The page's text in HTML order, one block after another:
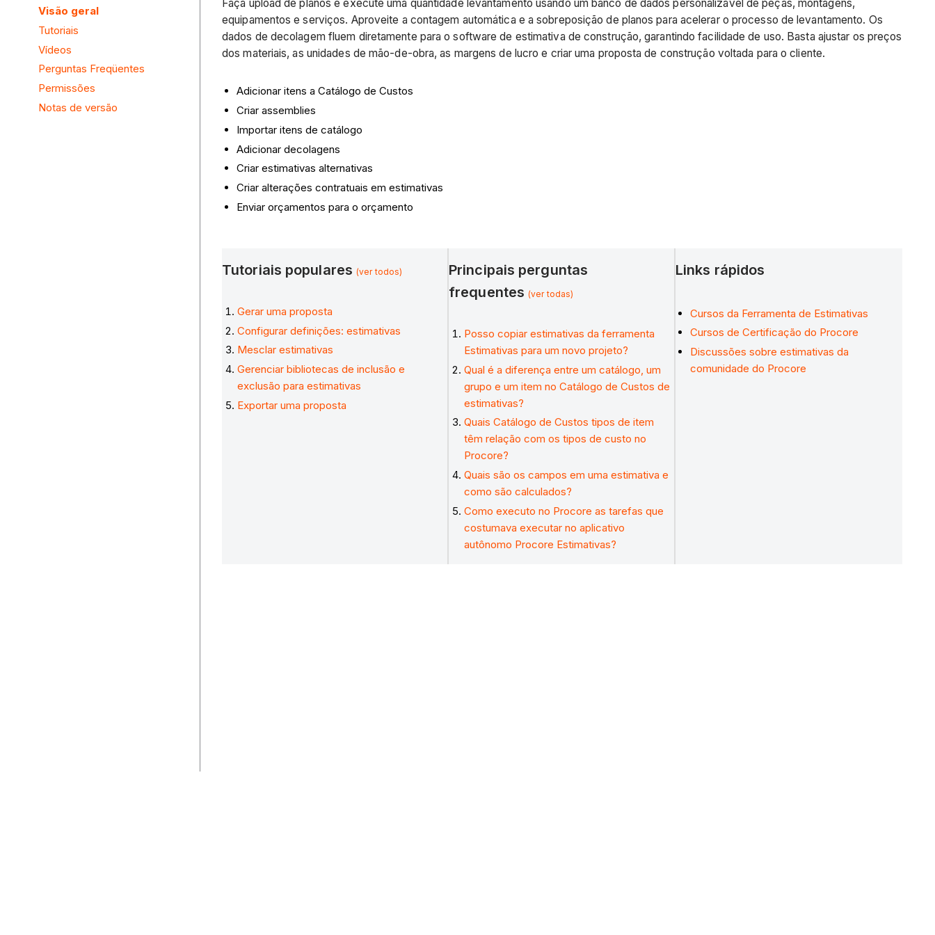
Visão geral
Tutoriais
Vídeos
Perguntas Freqüentes
Permissões
Notas de versão
Faça upload de planos e execute uma quantidade levantamento usando um banco de dados personalizável de peças, montagens,
equipamentos e serviços. Aproveite a contagem automática e a sobreposição de planos para acelerar o processo de levantamento. Os
dados de decolagem fluem diretamente para o software de estimativa de construção, garantindo facilidade de uso. Basta ajustar os preços
dos materiais, as unidades de mão-de-obra, as margens de lucro e criar uma proposta de construção voltada para o cliente.
Adicionar itens a Catálogo de Custos
Criar assemblies
Importar itens de catálogo
Adicionar decolagens
Criar estimativas alternativas
Criar alterações contratuais em estimativas
Enviar orçamentos para o orçamento
Tutoriais populares (ver todos)
Gerar uma proposta
Configurar definições: estimativas
Mesclar estimativas
Gerenciar bibliotecas de inclusão e
exclusão para estimativas
Exportar uma proposta
Principais perguntas
frequentes(ver todas)
Posso copiar estimativas da ferramenta
Estimativas para um novo projeto?
Qual é a diferença entre um catálogo, um
grupo e um item no Catálogo de Custos de
estimativas?
Quais Catálogo de Custos tipos de item
têm relação com os tipos de custo no
Procore?
Quais são os campos em uma estimativa e
como são calculados?
Como executo no Procore as tarefas que
costumava executar no aplicativo
autônomo Procore Estimativas?
Links rápidos
Cursos da Ferramenta de Estimativas
Cursos de Certificação do Procore
Discussões sobre estimativas da
comunidade do Procore